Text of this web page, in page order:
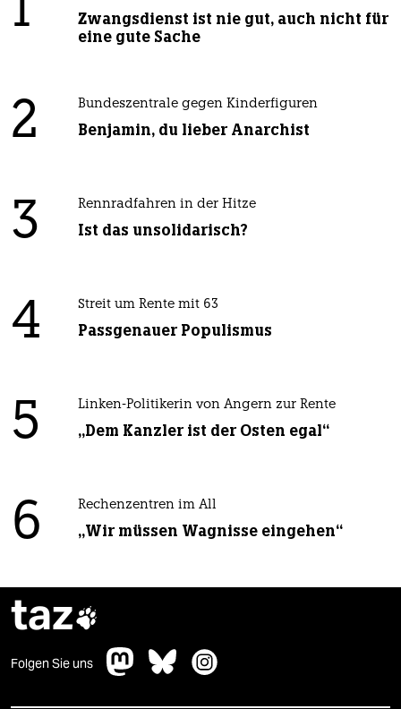
1
Zwangsdienst ist nie gut, auch nicht für
eine gute Sache
2 Bundeszentrale gegen Kinderfiguren
Benjamin, du lieber Anarchist
3 Rennradfahren in der Hitze
Ist das unsolidarisch?
4 Streit um Rente mit 63
Passgenauer Populismus
5 Linken-Politikerin von Angern zur Rente
„Dem Kanzler ist der Osten egal“
6 Rechenzentren im All
„Wir müssen Wagnisse eingehen“
taz
Folgen Sie uns